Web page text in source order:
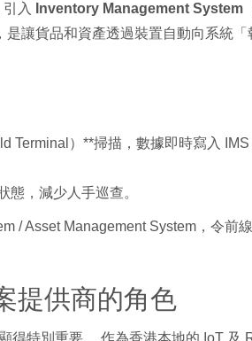
入 Inventory Management System
是讓貨品和資產透過裝置自動向系統
）**掃描，數據即時寫入
，減少人手巡查。
/ Asset Management System，令前
提供商的角色